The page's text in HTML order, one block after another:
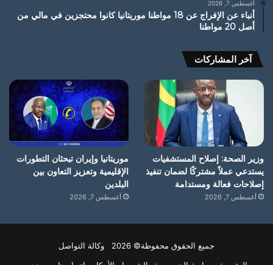
أغسطس 7, 2026
أنباء عن الإفراج عن 18 مواطنا موريتانيا كانوا محتجزين في مالي من
أصل 20 مواطنا
آخر المشاركات
وزير الصحة: إصلاح المستشفيات
يستدعي عملاً مشتركًا لضمان تنفيذ
إصلاحات فعالة ومستدامة
أغسطس 7, 2026
موريتانيا وإيران تبحثان التطورات
الإقليمية وتعزيز التعاون بين
البلدين
أغسطس 7, 2026
جميع الحقوق محفوظة© 2026 وكالة التواصل